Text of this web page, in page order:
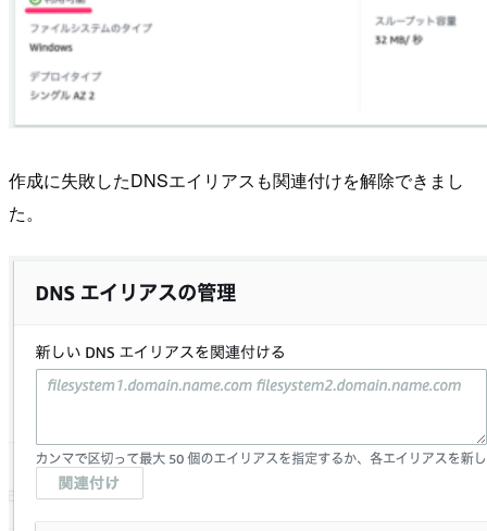
作成に失敗したDNSエイリアスも関連付けを解除できまし
た。